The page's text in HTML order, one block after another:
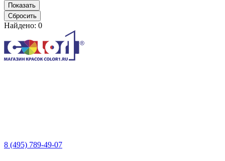
Найдено: 0
8 (495) 789-49-07